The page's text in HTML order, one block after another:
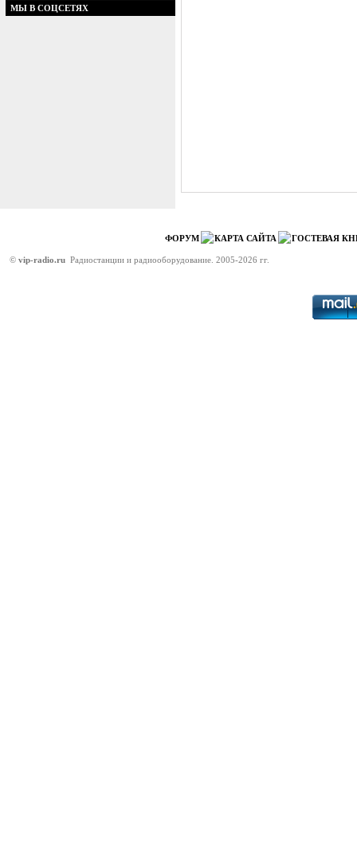
МЫ В СОЦСЕТЯХ
ФОРУМ КАРТА САЙТА ГОСТЕВАЯ
© vip-radio.ru Радиостанции и радиооборудование. 2005-2026 гг.